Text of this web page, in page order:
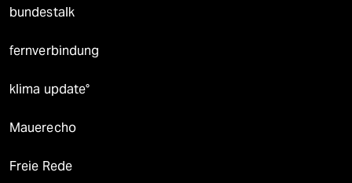
bundestalk
fernverbindung
klima update°
Mauerecho
Freie Rede